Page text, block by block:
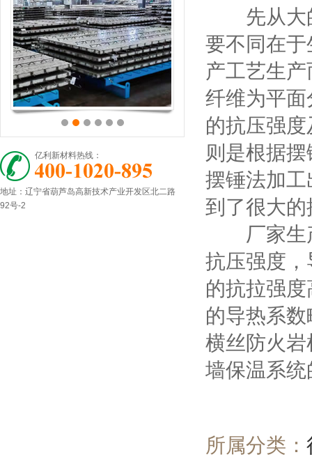
亿利新材料热线：
地址：辽宁省葫芦岛高新技术产业开发区北二路
92号-2
先从大的
要不同在
产工艺生
纤维为平
的抗压强
则是根据
摆锤法加
到了很大
厂家生产
抗压强度
的抗拉强
的导热系
横丝防火
墙保温系
所属分类：